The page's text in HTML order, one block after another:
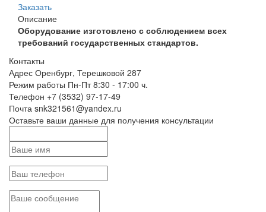
Заказать
Описание
Оборудование изготовлено с соблюдением всех
требований государственных стандартов.
Контакты
Адрес Оренбург, Терешковой 287
Режим работы Пн-Пт 8:30 - 17:00 ч.
Телефон +7 (3532) 97-17-49
Почта snk321561@yandex.ru
Оставьте ваши данные для получения консультации